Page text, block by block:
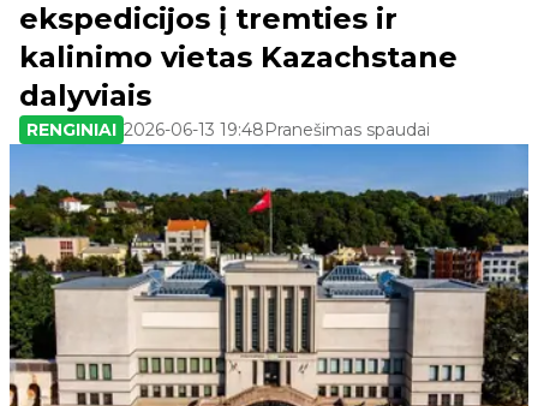
ekspedicijos į tremties ir
kalinimo vietas Kazachstane
dalyviais
RENGINIAI 2026-06-13 19:48Pranešimas spaudai